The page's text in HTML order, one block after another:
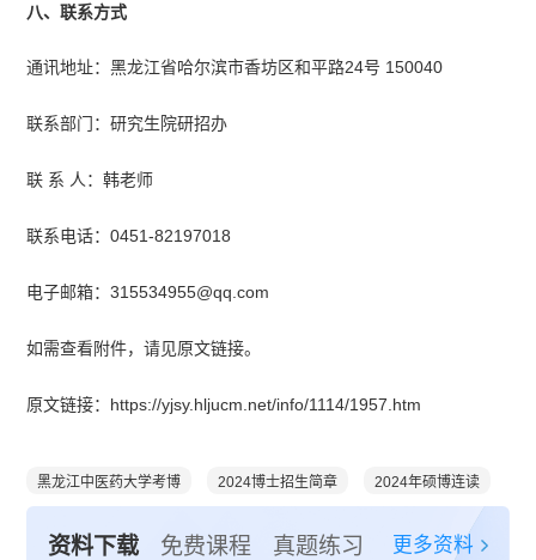
八、联系方式
通讯地址：黑龙江省哈尔滨市香坊区和平路24号 150040
联系部门：研究生院研招办
联 系 人：韩老师
联系电话：0451-82197018
电子邮箱：315534955@qq.com
如需查看附件，请见原文链接。
原文链接：https://yjsy.hljucm.net/info/1114/1957.htm
黑龙江中医药大学考博 2024博士招生简章 2024年硕博连读
资料下载 免费课程 真题练习 更多资料